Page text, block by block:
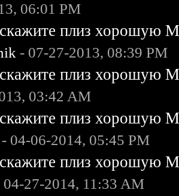
06:01 PM
плиз хорошую
- 07-27-2013, 08:39 PM
плиз хорошую
03:42 AM
плиз хорошую
- 04-06-2014, 05:45 PM
плиз хорошую
04-27-2014, 11:33 AM